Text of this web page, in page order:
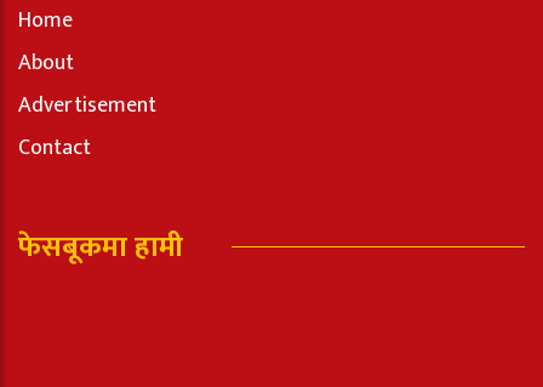
Home
About
Advertisement
Contact
फेसबूकमा हामी